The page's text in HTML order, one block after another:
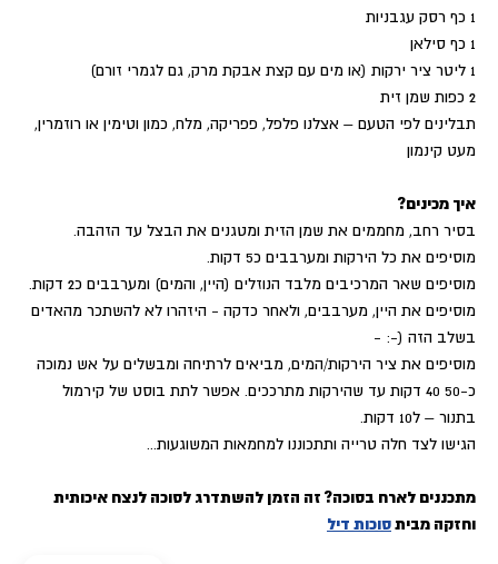
1 כף רסק עגבניות
1 כף סילאן
1 ליטר ציר ירקות (או מים עם קצת אבקת מרק, גם לגמרי זורם)
2 כפות שמן זית
תבלינים לפי הטעם – אצלנו פלפל, פפריקה, מלח, כמון וטימין או רוזמרין,
מעט קינמון
איך מכינים?
בסיר רחב, מחממים את שמן הזית ומטגנים את הבצל עד הזהבה.
מוסיפים את כל הירקות ומערבבים כ5 דקות.
מוסיפים שאר המרכיבים מלבד הנוזלים (היין, והמים) ומערבבים כ2 דקות.
מוסיפים את היין, מערבבים, ולאחר כדקה - היזהרו לא להשתכר מהאדים
בשלב הזה (-: -
מוסיפים את ציר הירקות/המים, מביאים לרתיחה ומבשלים על אש נמוכה
כ-50 40 דקות עד שהירקות מתרככים. אפשר לתת בוסט של קירמול
בתנור – ל10 דקות.
הגישו לצד חלה טרייה ותתכוננו למחמאות המשוגעות...
מתכננים לארח בסוכה? זה הזמן להשתדרג לסוכה לנצח איכותית
וחזקה מביתסוכות דיל